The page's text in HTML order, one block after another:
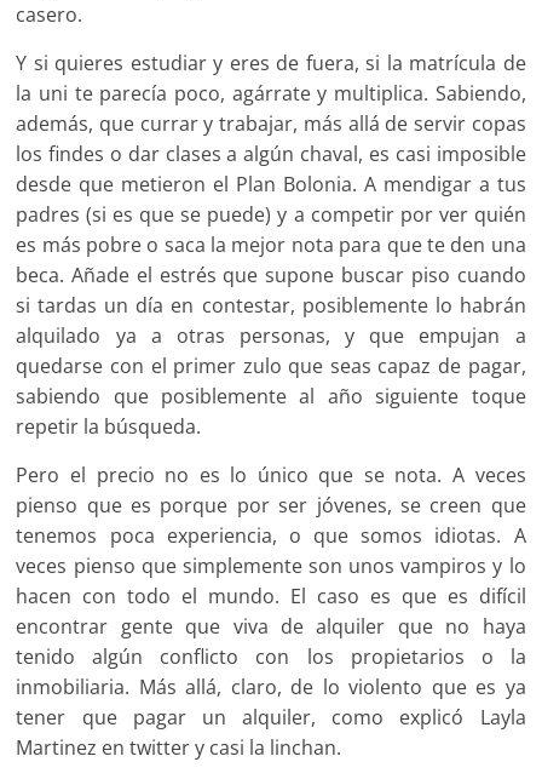
casero.
Y si quieres estudiar y eres de fuera, si la matrícula de
la uni te parecía poco, agárrate y multiplica. Sabiendo,
además, que currar y trabajar, más allá de servir copas
los findes o dar clases a algún chaval, es casi imposible
desde que metieron el Plan Bolonia. A mendigar a tus
padres (si es que se puede) y a competir por ver quién
es más pobre o saca la mejor nota para que te den una
beca. Añade el estrés que supone buscar piso cuando
si tardas un día en contestar, posiblemente lo habrán
alquilado ya a otras personas, y que empujan a
quedarse con el primer zulo que seas capaz de pagar,
sabiendo que posiblemente al año siguiente toque
repetir la búsqueda.
Pero el precio no es lo único que se nota. A veces
pienso que es porque por ser jóvenes, se creen que
tenemos poca experiencia, o que somos idiotas. A
veces pienso que simplemente son unos vampiros y lo
hacen con todo el mundo. El caso es que es difícil
encontrar gente que viva de alquiler que no haya
tenido algún conflicto con los propietarios o la
inmobiliaria. Más allá, claro, de lo violento que es ya
tener que pagar un alquiler, como explicó Layla
Martinez en twitter y casi la linchan.